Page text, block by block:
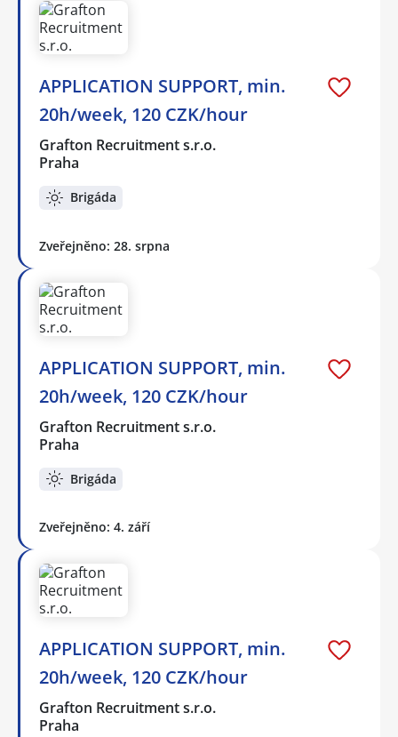
APPLICATION SUPPORT, min.
20h/week, 120 CZK/hour
Grafton Recruitment s.r.o.
Praha
Brigáda
Zveřejněno: 28. srpna
APPLICATION SUPPORT, min.
20h/week, 120 CZK/hour
Grafton Recruitment s.r.o.
Praha
Brigáda
Zveřejněno: 4. září
APPLICATION SUPPORT, min.
20h/week, 120 CZK/hour
Grafton Recruitment s.r.o.
Praha